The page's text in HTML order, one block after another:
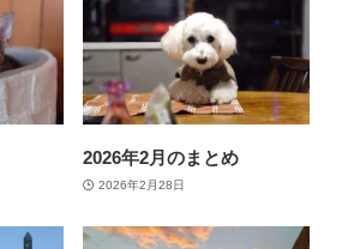
2026年2月のまとめ
2026年2月28日